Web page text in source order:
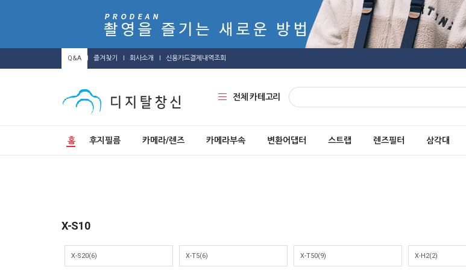
Q&A 즐겨찾기 회사소개 신용카드결제내역조회
전체 카테고리
홈 후지필름 카메라/렌즈 카메라부속 변환어댑터 스트랩 렌즈필터 삼각대
X-S10
X-S20(6) X-T5(6) X-T50(9) X-H2(2)